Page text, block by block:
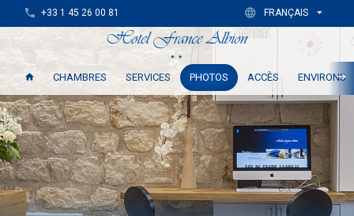
CHAMBRES SERVICES PHOTOS ACCÈS ENVIRONS
+33 1 45 26 00 81 FRANÇAIS